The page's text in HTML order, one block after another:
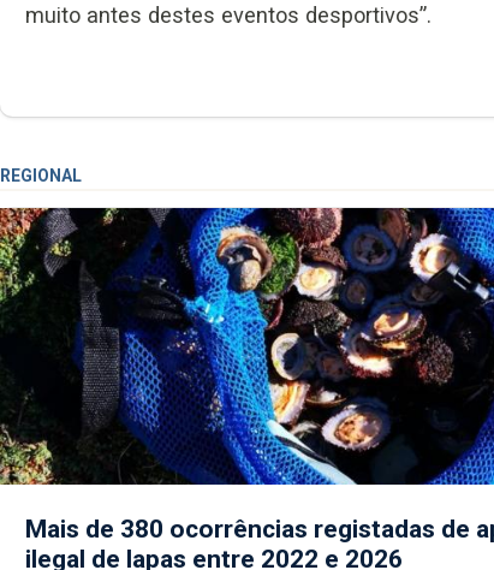
muito antes destes eventos desportivos”.
REGIONAL
Mais de 380 ocorrências registadas de
ilegal de lapas entre 2022 e 2026